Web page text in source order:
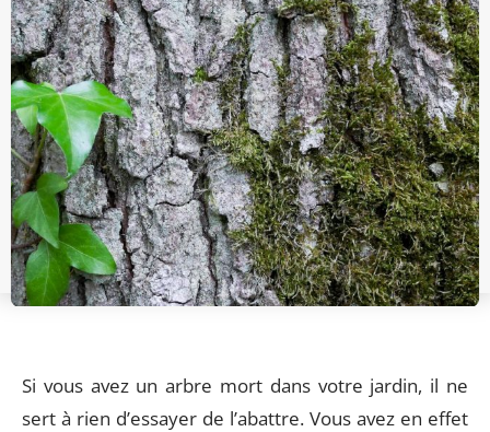
Si vous avez un arbre mort dans votre jardin, il ne
sert à rien d’essayer de l’abattre. Vous avez en effet